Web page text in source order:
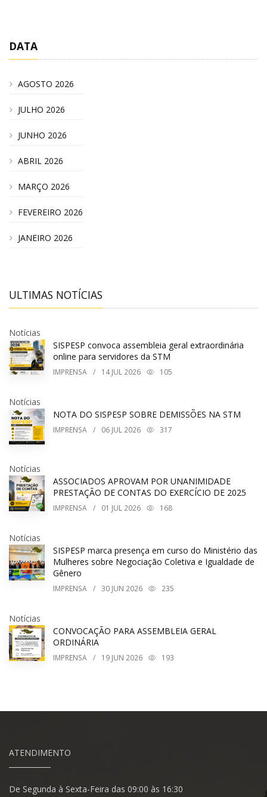
DATA
AGOSTO 2026
JULHO 2026
JUNHO 2026
ABRIL 2026
MARÇO 2026
FEVEREIRO 2026
JANEIRO 2026
ULTIMAS NOTÍCIAS
Notícias
SISPESP convoca assembleia geral extraordinária
online para servidores da STM
IMPRENSA / 14JUL 2026 105
Notícias
NOTA DO SISPESP SOBRE DEMISSÕES NA STM
IMPRENSA / 06 JUL 2026 317
Notícias
ASSOCIADOS APROVAM POR UNANIMIDADE
PRESTAÇÃO DE CONTAS DO EXERCÍCIO DE 2025
IMPRENSA / 01 JUL 2026 168
Notícias
SISPESP marca presença em curso do Ministério das
Mulheres sobre Negociação Coletiva e Igualdade de
Gênero
IMPRENSA / 30 JUN 2026 235
Notícias
CONVOCAÇÃO PARA ASSEMBLEIA GERAL
ORDINÁRIA
IMPRENSA / 19 JUN 2026 193
ATENDIMENTO
De Segunda à Sexta-Feira das 09:00 às 16:30